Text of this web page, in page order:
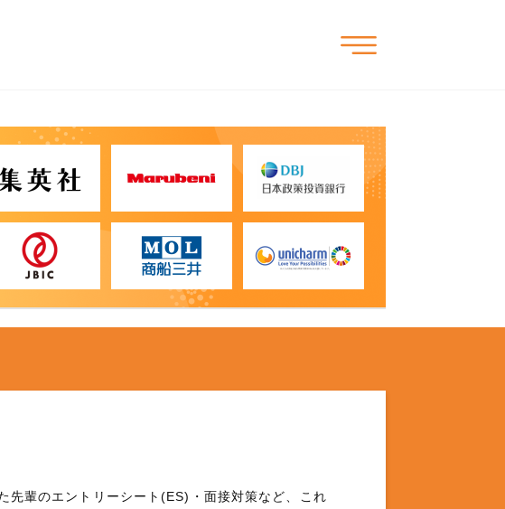
先輩のエントリーシート(ES)・面接対策など、これ